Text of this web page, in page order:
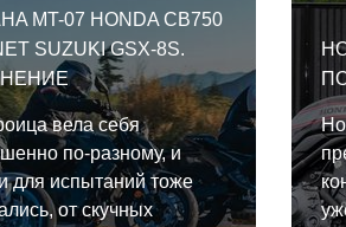
MT-07 HONDA CB750
SUZUKI GSX-8S.
вела себя
по-разному, и
для испытаний тоже
от скучных